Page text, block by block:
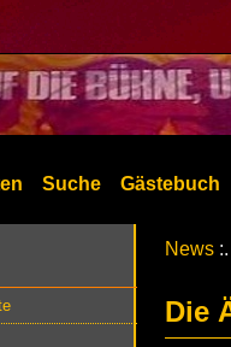
Suche Gästebuch
News :.
Die